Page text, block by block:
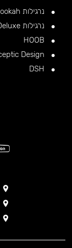
נרגילות Alpha Hookah
נרגילות Amy Deluxe